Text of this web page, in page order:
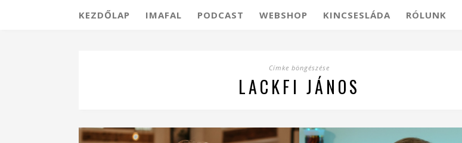
KEZDŐLAP IMAFAL PODCAST WEBSHOP KINCSESLÁDA RÓLUNK
Címke böngészése
LACKFI JÁNOS